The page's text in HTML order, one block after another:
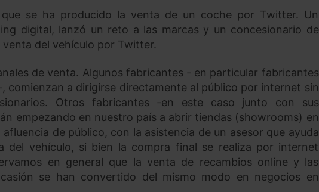
que se ha producido la venta de un coche por Twitter. Un
digital, lanzó un reto a las marcas y un concesionario de
del vehículo por Twitter.
de venta. Algunos fabricantes - en particular fabricantes
comienzan a dirigirse directamente al público por internet sin
Otros fabricantes -en este caso junto con sus
empezando en nuestro país a abrir tiendas (showrooms) en
de público, con la asistencia de un asesor que ayuda
del vehículo, si bien la compra final se realiza por internet
en general que la venta de recambios online y las
se han convertido del mismo modo en negocios en